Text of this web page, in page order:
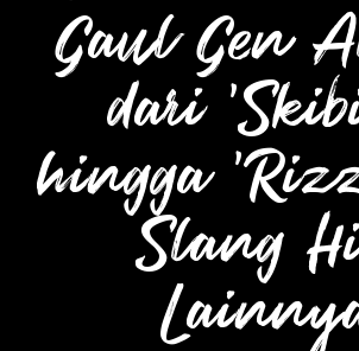
Gaul Gen
dari
hingga
Slang